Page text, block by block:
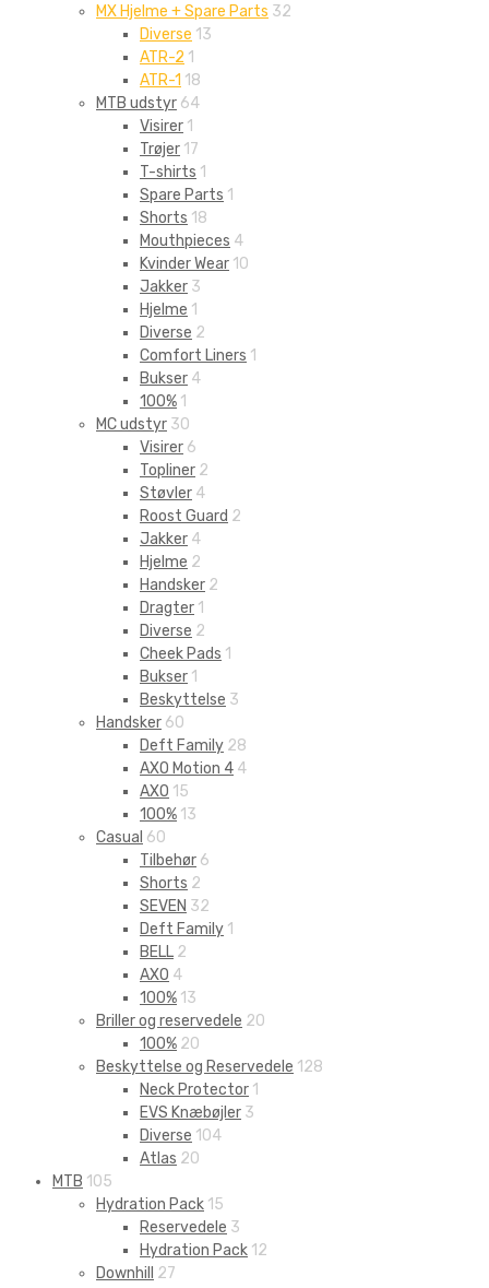
MX Hjelme + Spare Parts 32
Diverse 13
ATR-2 1
ATR-1 18
MTB udstyr 64
Visirer 1
Trøjer 17
T-shirts 1
Spare Parts 1
Shorts 18
Mouthpieces 4
Kvinder Wear 10
Jakker 3
Hjelme 1
Diverse 2
Comfort Liners 1
Bukser 4
100% 1
MC udstyr 30
Visirer 6
Topliner 2
Støvler 4
Roost Guard 2
Jakker 4
Hjelme 2
Handsker 2
Dragter 1
Diverse 2
Cheek Pads 1
Bukser 1
Beskyttelse 3
Handsker 60
Deft Family 28
AXO Motion 4 4
AXO 15
100% 13
Casual 60
Tilbehør 6
Shorts 2
SEVEN 32
Deft Family 1
BELL 2
AXO 4
100% 13
Briller og reservedele 20
100% 20
Beskyttelse og Reservedele 128
Neck Protector 1
EVS Knæbøjler 3
Diverse 104
Atlas 20
MTB 105
Hydration Pack 15
Reservedele 3
Hydration Pack 12
Downhill
27